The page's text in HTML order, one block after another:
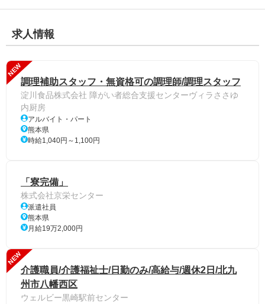
求人情報
NEW
調理補助スタッフ・無資格可の調理師/調理スタッフ
淀川食品株式会社 障がい者総合支援センターヴィラささゆ
内厨房
アルバイト・パート
熊本県
時給1,040円～1,100円
「寮完備」
株式会社京栄センター
派遣社員
熊本県
月給19万2,000円
NEW
介護職員/介護福祉士/日勤のみ/高給与/週休2日/北九
州市八幡西区
ウェルビー黒崎駅前センター